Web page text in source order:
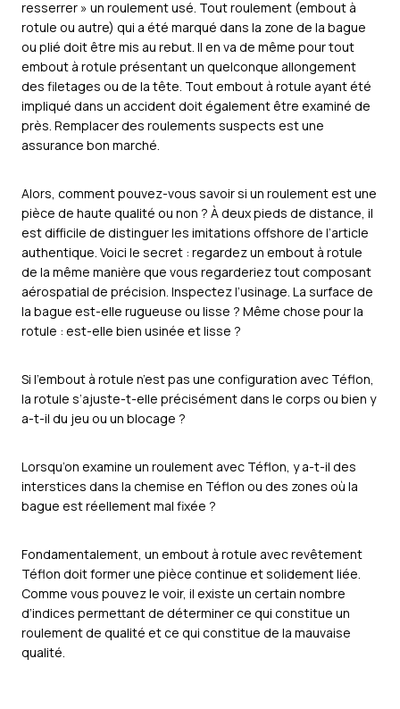
resserrer » un roulement usé. Tout roulement (embout à
rotule ou autre) qui a été marqué dans la zone de la bague
ou plié doit être mis au rebut. Il en va de même pour tout
embout à rotule présentant un quelconque allongement
des filetages ou de la tête. Tout embout à rotule ayant été
impliqué dans un accident doit également être examiné de
près. Remplacer des roulements suspects est une
assurance bon marché.
Alors, comment pouvez-vous savoir si un roulement est une
pièce de haute qualité ou non ? À deux pieds de distance, il
est difficile de distinguer les imitations offshore de l’article
authentique. Voici le secret : regardez un embout à rotule
de la même manière que vous regarderiez tout composant
aérospatial de précision. Inspectez l’usinage. La surface de
la bague est-elle rugueuse ou lisse ? Même chose pour la
rotule : est-elle bien usinée et lisse ?
Si l’embout à rotule n’est pas une configuration avec Téflon,
la rotule s’ajuste-t-elle précisément dans le corps ou bien y
a-t-il du jeu ou un blocage ?
Lorsqu’on examine un roulement avec Téflon, y a-t-il des
interstices dans la chemise en Téflon ou des zones où la
bague est réellement mal fixée ?
Fondamentalement, un embout à rotule avec revêtement
Téflon doit former une pièce continue et solidement liée.
Comme vous pouvez le voir, il existe un certain nombre
d’indices permettant de déterminer ce qui constitue un
roulement de qualité et ce qui constitue de la mauvaise
qualité.